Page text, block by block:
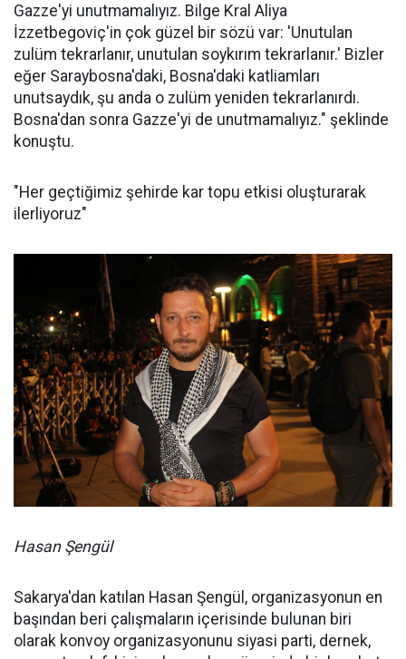
Gazze'yi unutmamalıyız. Bilge Kral Aliya
İzzetbegoviç'in çok güzel bir sözü var: 'Unutulan
zulüm tekrarlanır, unutulan soykırım tekrarlanır.' Bizler
eğer Saraybosna'daki, Bosna'daki katliamları
unutsaydık, şu anda o zulüm yeniden tekrarlanırdı.
Bosna'dan sonra Gazze'yi de unutmamalıyız." şeklinde
konuştu.
"Her geçtiğimiz şehirde kar topu etkisi oluşturarak
ilerliyoruz"
Hasan Şengül
Sakarya'dan katılan Hasan Şengül, organizasyonun en
başından beri çalışmaların içerisinde bulunan biri
olarak konvoy organizasyonunu siyasi parti, dernek,